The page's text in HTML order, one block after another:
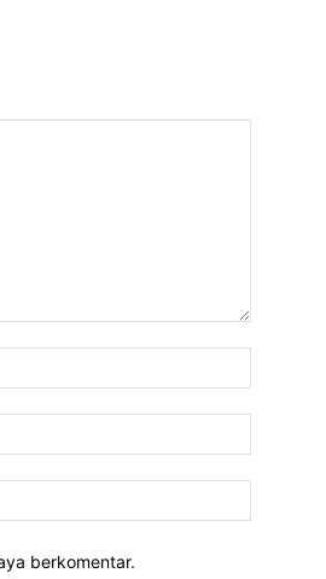
berkomentar.